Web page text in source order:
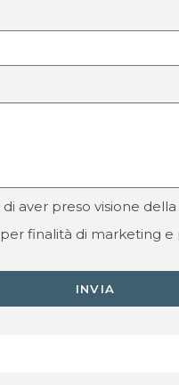
aver preso visione della
finalità di marketing
INVIA